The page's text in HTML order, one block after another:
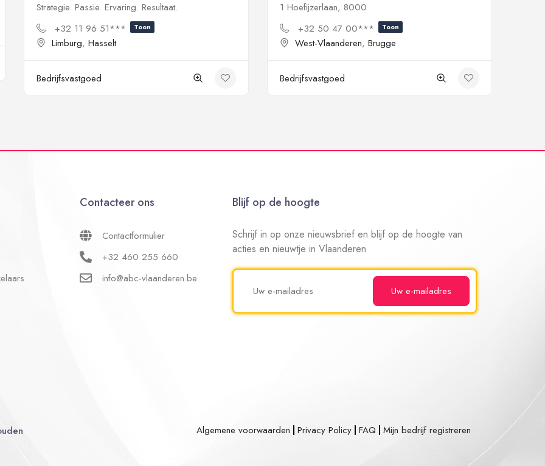
Strategie. Passie. Ervaring. Resultaat.
+32 11 96 51***
Toon
Limburg, Hasselt
Bedrijfsvastgoed
1 Hoefijzerlaan, 8000
+32 50 47 00***
Toon
West-Vlaanderen, Brugge
Bedrijfsvastgoed
Contacteer ons
Contactformulier
+32 460 255 660
info@abc-vlaanderen.be
Blijf op de hoogte
Schrijf in op onze nieuwsbrief en blijf op de hoogte van
acties en nieuwtje in Vlaanderen
Algemene voorwaarden Privacy Policy FAQ Mijn bedrijf registreren